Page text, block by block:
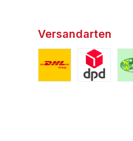
Versandarten